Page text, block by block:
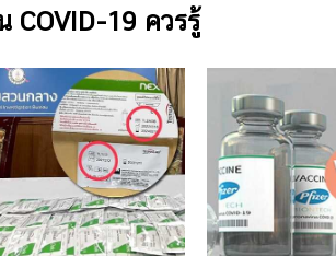
COVID-19 ควรรู้